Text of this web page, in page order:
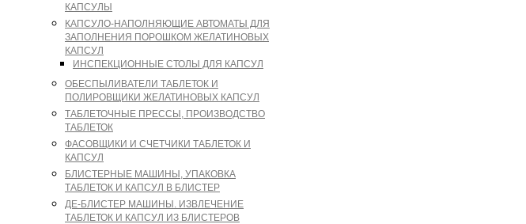
КАПСУЛЫ
КАПСУЛО-НАПОЛНЯЮЩИЕ АВТОМАТЫ ДЛЯ
ЗАПОЛНЕНИЯ ПОРОШКОМ ЖЕЛАТИНОВЫХ
КАПСУЛ
ИНСПЕКЦИОННЫЕ СТОЛЫ ДЛЯ КАПСУЛ
ОБЕСПЫЛИВАТЕЛИ ТАБЛЕТОК И
ПОЛИРОВЩИКИ ЖЕЛАТИНОВЫХ КАПСУЛ
ТАБЛЕТОЧНЫЕ ПРЕССЫ, ПРОИЗВОДСТВО
ТАБЛЕТОК
ФАСОВЩИКИ И СЧЕТЧИКИ ТАБЛЕТОК И
КАПСУЛ
БЛИСТЕРНЫЕ МАШИНЫ, УПАКОВКА
ТАБЛЕТОК И КАПСУЛ В БЛИСТЕР
ДЕ-БЛИСТЕР МАШИНЫ. ИЗВЛЕЧЕНИЕ
ТАБЛЕТОК И КАПСУЛ ИЗ БЛИСТЕРОВ